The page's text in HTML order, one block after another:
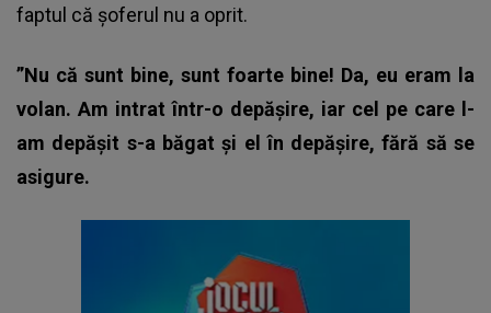
faptul că șoferul nu a oprit.
”Nu că sunt bine, sunt foarte bine! Da, eu eram la
volan. Am intrat într-o depășire, iar cel pe care l-
am depășit s-a băgat și el în depășire, fără să se
asigure.